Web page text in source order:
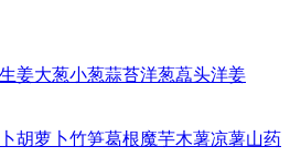
生姜大葱小葱蒜苔洋葱藠头洋姜
胡萝卜竹笋葛根魔芋木薯凉薯山药